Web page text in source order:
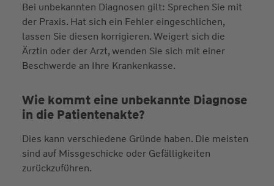
Bei unbekannten Diagnosen gilt: Sprechen Sie mit
der Praxis. Hat sich ein Fehler eingeschlichen,
lassen Sie diesen korrigieren. Weigert sich die
Ärztin oder der Arzt, wenden Sie sich mit einer
Beschwerde an Ihre Krankenkasse.
Wie kommt eine unbekannte Diagnose
in die Patientenakte?
Dies kann verschiedene Gründe haben. Die meisten
sind auf Missgeschicke oder Gefälligkeiten
zurückzuführen.